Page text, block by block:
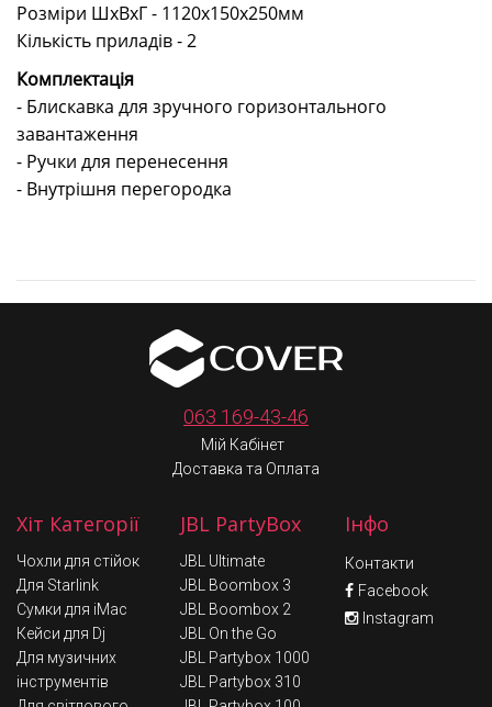
Розміри ШхВхГ - 1120x150х250мм
Кількість приладів - 2
Комплектація
- Блискавка для зручного горизонтального
завантаження
- Ручки для перенесення
- Внутрішня перегородка
063 169-43-46
Мій Кабінет
Доставка та Оплата
Хіт Категорії
Чохли для стійок
Для Starlink
Сумки для iMac
Кейси для Dj
Для музичних
інструментів
JBL PartyBox
JBL Ultimate
JBL Boombox 3
JBL Boombox 2
JBL On the Go
JBL Partybox 1000
JBL Partybox 310
Інфо
Контакти
Facebook
Instagram